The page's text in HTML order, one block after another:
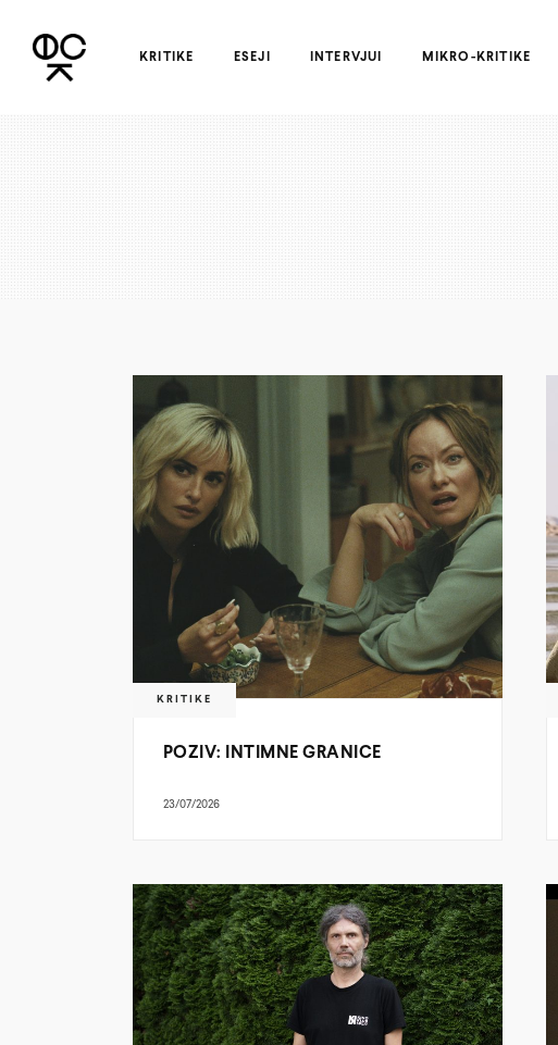
KRITIKE ESEJI INTERVJUI MIKRO-KRITIKE
KRITIKE
POZIV: INTIMNE GRANICE
23/07/2026